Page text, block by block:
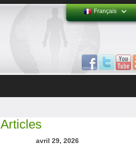
Français
Articles
avril 29, 2026